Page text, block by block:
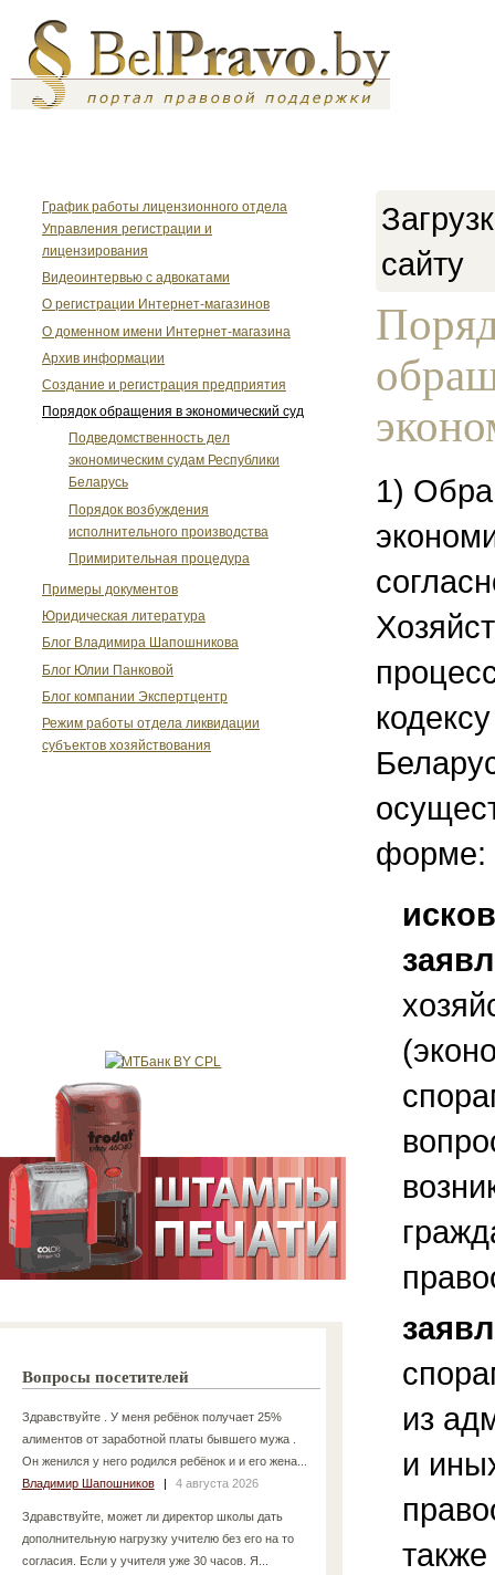
График работы лицензионного отдела
Управления регистрации и
лицензирования
Видеоинтервью с адвокатами
О регистрации Интернет-магазинов
О доменном имени Интернет-магазина
Архив информации
Создание и регистрация предприятия
Порядок обращения в экономический суд
Подведомственность дел
экономическим судам Республики
Беларусь
Порядок возбуждения
исполнительного производства
Примирительная процедура
Примеры документов
Юридическая литература
Блог Владимира Шапошникова
Блог Юлии Панковой
Блог компании Экспертцентр
Режим работы отдела ликвидации
субъектов хозяйствования
Вопросы посетителей
Здравствуйте . У меня ребёнок получает 25%
алиментов от заработной платы бывшего мужа .
Он женился у него родился ребёнок и и его жена...
Владимир Шапошников
4 августа 2026
Здравствуйте, может ли директор школы дать
дополнительную нагрузку учителю без его на то
согласия. Если у учителя уже 30 часов. Я...
сайту
1)
форме:
из
и